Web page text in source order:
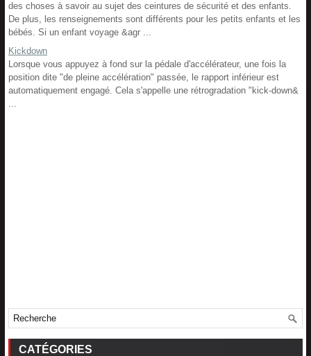
des choses à savoir au sujet des ceintures de sécurité et des enfants.
De plus, les renseignements sont différents pour les petits enfants et les
bébés. Si un enfant voyage &agr ...
Kickdown
Lorsque vous appuyez à fond sur la pédale d'accélérateur, une fois la
position dite "de pleine accélération" passée, le rapport inférieur est
automatiquement engagé. Cela s'appelle une rétrogradation "kick-down&
...
CATÉGORIES